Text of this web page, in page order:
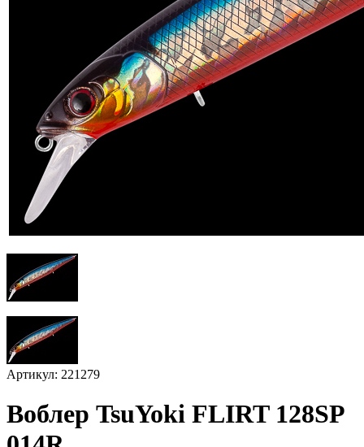
Артикул: 221279
Воблер TsuYoki FLIRT 128SP